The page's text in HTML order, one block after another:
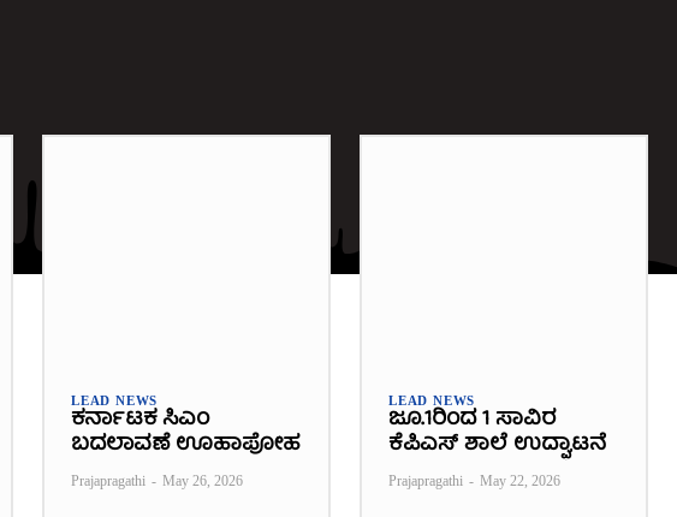
LEAD NEWS
ಕರ್ನಾಟಕ ಸಿಎಂ
ಬದಲಾವಣೆ ಊಹಾಪೋಹ
Prajapragathi - May 26, 2026
LEAD NEWS
ಜೂ.1ರಿಂದ 1 ಸಾವಿರ
ಕೆಪಿಎಸ್ ಶಾಲೆ ಉದ್ಘಾಟನೆ
Prajapragathi - May 22, 2026